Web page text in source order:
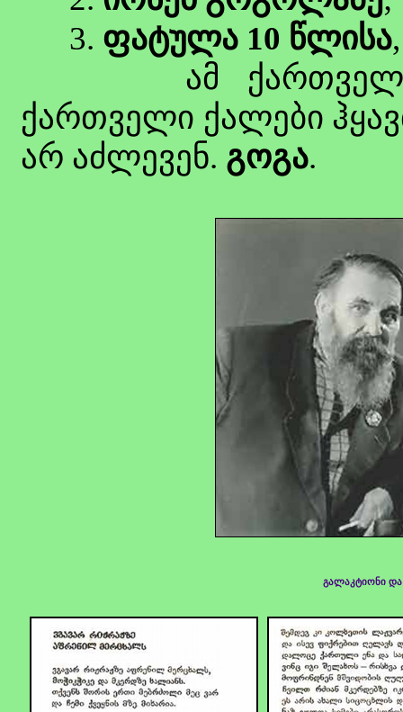
3. ფატულა 10 წლისა
ამ ქართველ-
ქართველი ქალები
არ აძლევენ. გოგა.
გალაკტიონი და